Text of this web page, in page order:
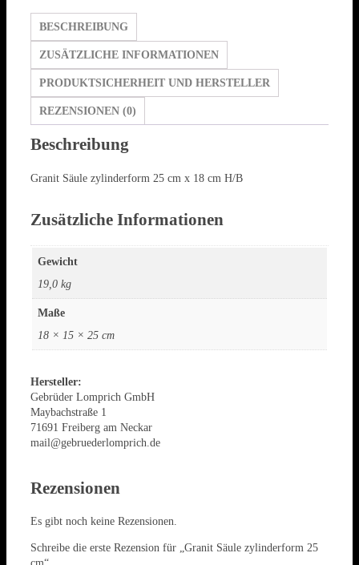
BESCHREIBUNG
ZUSÄTZLICHE INFORMATIONEN
PRODUKTSICHERHEIT UND HERSTELLER
REZENSIONEN (0)
Beschreibung
Granit Säule zylinderform 25 cm x 18 cm H/B
Zusätzliche Informationen
Gewicht
19,0 kg
Maße
18 × 15 × 25 cm
Hersteller:
Gebrüder Lomprich GmbH
Maybachstraße 1
71691 Freiberg am Neckar
mail@gebruederlomprich.de
Rezensionen
Es gibt noch keine Rezensionen.
Schreibe die erste Rezension für „Granit Säule zylinderform 25